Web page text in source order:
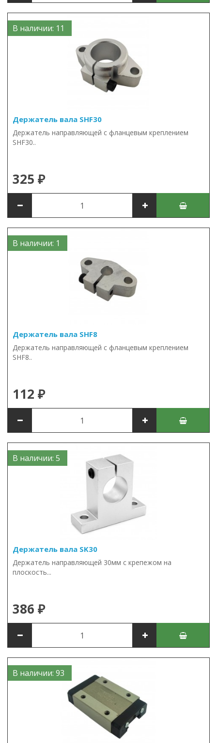
В наличии: 11
Держатель вала SHF30
Держатель направляющей с фланцевым креплением
SHF30..
325 ₽
В наличии: 1
Держатель вала SHF8
Держатель направляющей с фланцевым креплением
SHF8..
112 ₽
В наличии: 5
Держатель вала SK30
Держатель направляющей 30мм с крепежом на
плоскость...
386 ₽
В наличии: 93